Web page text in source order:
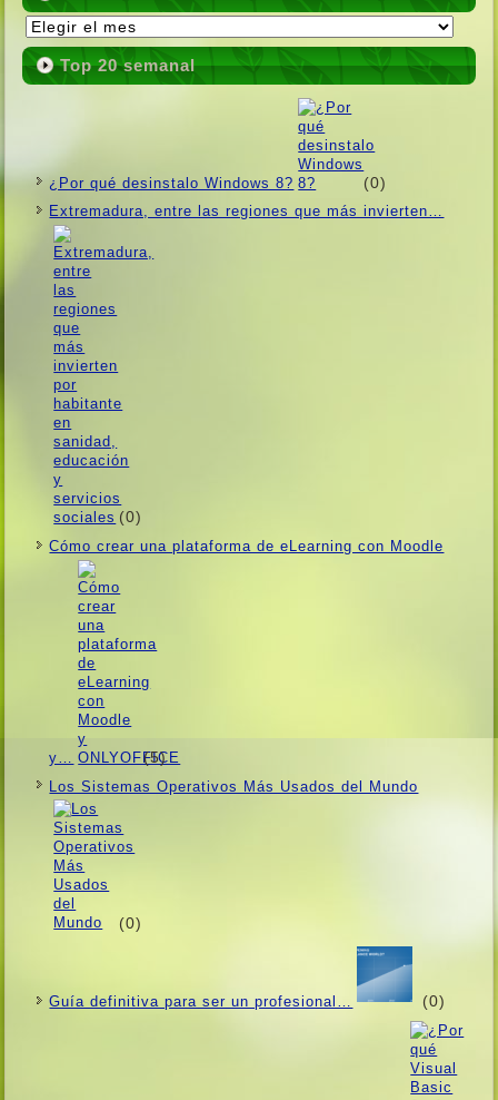
Publicaciones
Top 20 semanal
¿Por qué desinstalo Windows 8? (0)
Extremadura, entre las regiones que más invierten…
(0)
Cómo crear una plataforma de eLearning con Moodle
y… (5)
Los Sistemas Operativos Más Usados ​​del Mundo
(0)
Guí­a definitiva para ser un profesional… (0)